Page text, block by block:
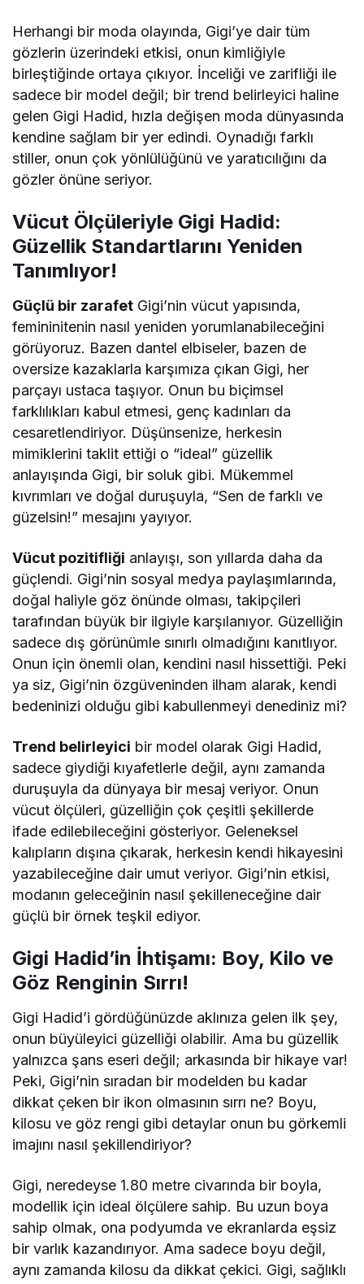
Herhangi bir moda olayında, Gigi’ye dair tüm
gözlerin üzerindeki etkisi, onun kimliğiyle
birleştiğinde ortaya çıkıyor. İnceliği ve zarifliği ile
sadece bir model değil; bir trend belirleyici haline
gelen Gigi Hadid, hızla değişen moda dünyasında
kendine sağlam bir yer edindi. Oynadığı farklı
stiller, onun çok yönlülüğünü ve yaratıcılığını da
gözler önüne seriyor.
Vücut Ölçüleriyle Gigi Hadid:
Güzellik Standartlarını Yeniden
Tanımlıyor!
Güçlü bir zarafet Gigi’nin vücut yapısında,
femininitenin nasıl yeniden yorumlanabileceğini
görüyoruz. Bazen dantel elbiseler, bazen de
oversize kazaklarla karşımıza çıkan Gigi, her
parçayı ustaca taşıyor. Onun bu biçimsel
farklılıkları kabul etmesi, genç kadınları da
cesaretlendiriyor. Düşünsenize, herkesin
mimiklerini taklit ettiği o “ideal” güzellik
anlayışında Gigi, bir soluk gibi. Mükemmel
kıvrımları ve doğal duruşuyla, “Sen de farklı ve
güzelsin!” mesajını yayıyor.
Vücut pozitifliği anlayışı, son yıllarda daha da
güçlendi. Gigi’nin sosyal medya paylaşımlarında,
doğal haliyle göz önünde olması, takipçileri
tarafından büyük bir ilgiyle karşılanıyor. Güzelliğin
sadece dış görünümle sınırlı olmadığını kanıtlıyor.
Onun için önemli olan, kendini nasıl hissettiği. Peki
ya siz, Gigi’nin özgüveninden ilham alarak, kendi
bedeninizi olduğu gibi kabullenmeyi denediniz mi?
Trend belirleyici bir model olarak Gigi Hadid,
sadece giydiği kıyafetlerle değil, aynı zamanda
duruşuyla da dünyaya bir mesaj veriyor. Onun
vücut ölçüleri, güzelliğin çok çeşitli şekillerde
ifade edilebileceğini gösteriyor. Geleneksel
kalıpların dışına çıkarak, herkesin kendi hikayesini
yazabileceğine dair umut veriyor. Gigi’nin etkisi,
modanın geleceğinin nasıl şekilleneceğine dair
güçlü bir örnek teşkil ediyor.
Gigi Hadid’in İhtişamı: Boy, Kilo ve
Göz Renginin Sırrı!
Gigi Hadid’i gördüğünüzde aklınıza gelen ilk şey,
onun büyüleyici güzelliği olabilir. Ama bu güzellik
yalnızca şans eseri değil; arkasında bir hikaye var!
Peki, Gigi’nin sıradan bir modelden bu kadar
dikkat çeken bir ikon olmasının sırrı ne? Boyu,
kilosu ve göz rengi gibi detaylar onun bu görkemli
imajını nasıl şekillendiriyor?
Gigi, neredeyse 1.80 metre civarında bir boyla,
modellik için ideal ölçülere sahip. Bu uzun boya
sahip olmak, ona podyumda ve ekranlarda eşsiz
bir varlık kazandırıyor. Ama sadece boyu değil,
aynı zamanda kilosu da dikkat çekici. Gigi, sağlıklı